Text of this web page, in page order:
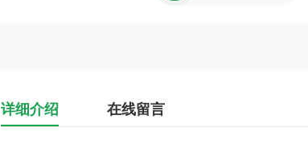
详细介绍 在线留言